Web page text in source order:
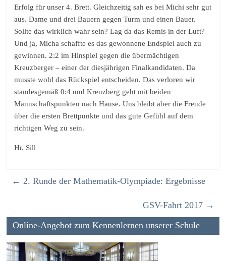
Erfolg für unser 4. Brett. Gleichzeitig sah es bei Michi sehr gut
aus. Dame und drei Bauern gegen Turm und einen Bauer.
Sollte das wirklich wahr sein? Lag da das Remis in der Luft?
Und ja, Micha schaffte es das gewonnene Endspiel auch zu
gewinnen. 2:2 im Hinspiel gegen die übermächtigen
Kreuzberger – einer der diesjährigen Finalkandidaten. Da
musste wohl das Rückspiel entscheiden. Das verloren wir
standesgemäß 0:4 und Kreuzberg geht mit beiden
Mannschaftspunkten nach Hause. Uns bleibt aber die Freude
über die ersten Brettpunkte und das gute Gefühl auf dem
richtigen Weg zu sein.
Hr. Sill
← 2. Runde der Mathematik-Olympiade: Ergebnisse
GSV-Fahrt 2017 →
Online-Angebot zum Kennenlernen unserer Schule